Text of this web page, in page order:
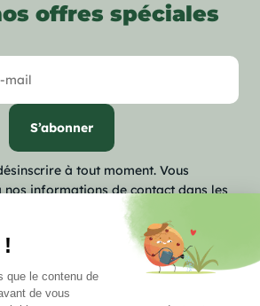
offres spéciales
à tout moment. Vous
informations de contact dans les
